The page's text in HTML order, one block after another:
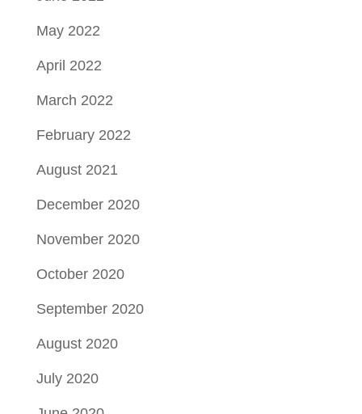
May 2022
April 2022
March 2022
February 2022
August 2021
December 2020
November 2020
October 2020
September 2020
August 2020
July 2020